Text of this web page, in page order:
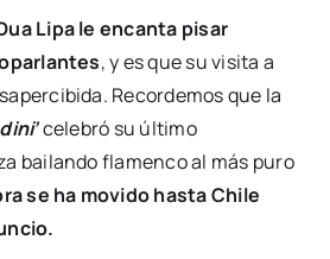
Lipa le encanta pisar
, y es que su visita a
Recordemos que la
celebró su último
bailando flamenco al más puro
se ha movido hasta Chile